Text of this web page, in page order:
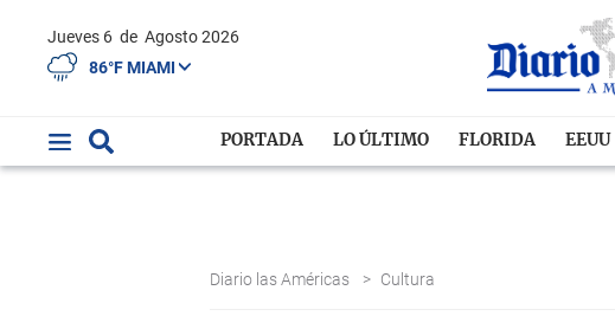
Jueves 6 de Agosto 2026
86°F MIAMI
PORTADA LO ÚLTIMO FLORIDA EEUU
Diario las Américas > Cultura